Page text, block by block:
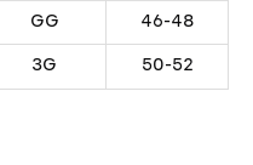
GG 46-48
3G 50-52